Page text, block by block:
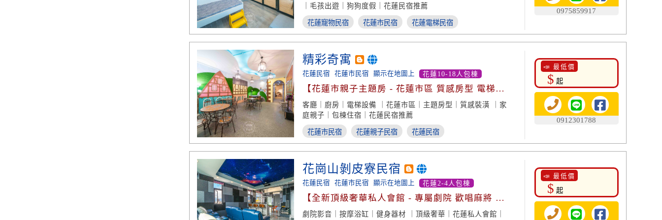
｜毛孩出遊｜狗狗度假｜花蓮民宿推薦
花蓮寵物民宿 花蓮市民宿 花蓮電梯民宿
0975859917
精彩奇寓
花蓮民宿 花蓮市民宿 顯示在地圖上 花蓮10-18人包棟
【花蓮市親子主題房 - 花蓮市區 質感房型 電梯設
備】
客廳｜廚房｜電梯設備 ｜花蓮市區｜主題房型｜質感裝潢 ｜家
庭親子｜包棟住宿｜花蓮民宿推薦
花蓮市民宿 花蓮親子民宿 花蓮民宿
📣 最低價
$ 起
0912301788
花崗山剝皮寮民宿
花蓮民宿 花蓮市民宿 顯示在地圖上 花蓮2-4人包棟
【全新頂級奢華私人會館 - 專屬劇院 歡唱麻將 設
備俱全】
劇院影音｜按摩浴缸｜健身器材 ｜頂級奢華｜花蓮私人會館｜
📣 最低價
$ 起